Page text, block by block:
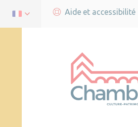
Aide et accessibilité